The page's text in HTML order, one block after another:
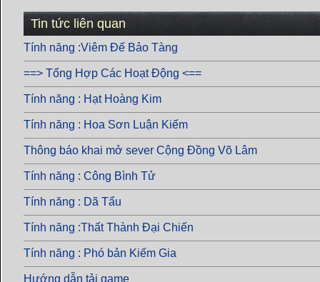
Tin tức liên quan
Tính năng :Viêm Đế Bảo Tàng
==> Tổng Hợp Các Hoạt Động <==
Tính năng : Hạt Hoàng Kim
Tính năng : Hoa Sơn Luận Kiếm
Thông báo khai mở sever Cộng Đồng Võ Lâm
Tính năng : Công Bình Tử
Tính năng : Dã Tẩu
Tính năng :Thất Thành Đại Chiến
Tính năng : Phó bản Kiếm Gia
Hướng dẫn tải game